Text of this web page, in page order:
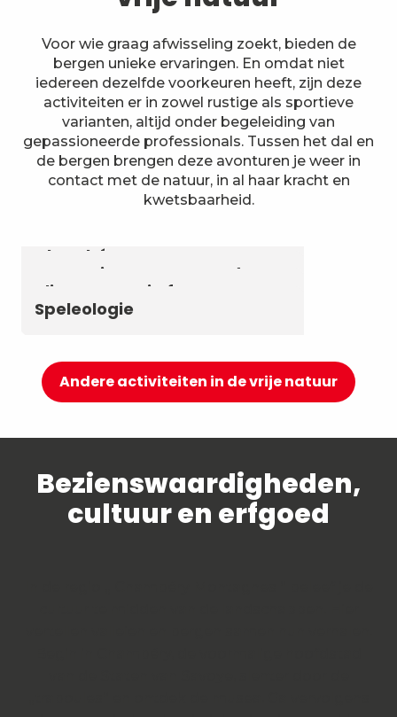
Voor wie graag afwisseling zoekt, bieden de
bergen unieke ervaringen. En omdat niet
iedereen dezelfde voorkeuren heeft, zijn deze
activiteiten er in zowel rustige als sportieve
varianten, altijd onder begeleiding van
gepassioneerde professionals. Tussen het dal en
de bergen brengen deze avonturen je weer in
contact met de natuur, in al haar kracht en
kwetsbaarheid.
Chambéry Montagnes
Canyoning en aquarando
Klimmen en via ferrata
Speleologie
Andere activiteiten in de vrije natuur
Bezienswaardigheden,
cultuur en erfgoed